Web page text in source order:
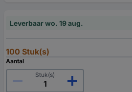
Leverbaar wo. 19 aug.
100 Stuk(s)
Aantal
Stuk(s)